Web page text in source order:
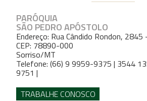
PARÓQUIA
SÃO PEDRO APÓSTOLO
Endereço: Rua Cândido Rondon,
CEP: 78890-000
Sorriso/MT
Telefone: (66) 9 9959-9375 | 3544
9751 |
TRABALHE CONOSCO